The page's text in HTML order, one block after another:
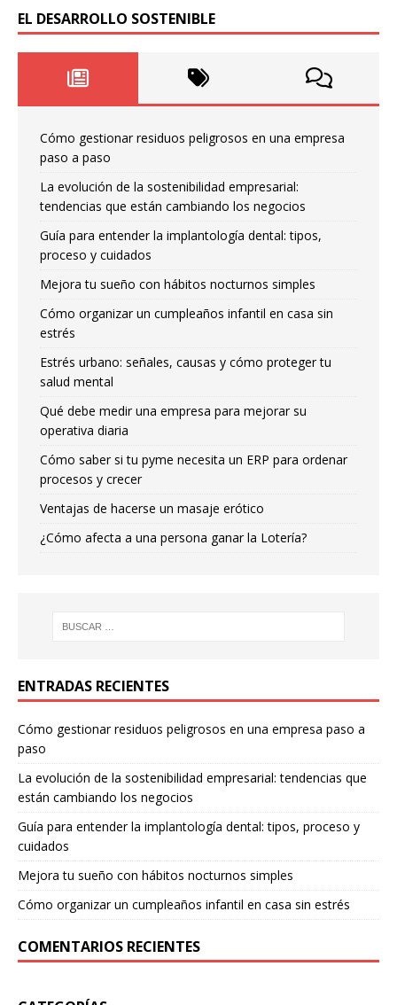
EL DESARROLLO SOSTENIBLE
Cómo gestionar residuos peligrosos en una empresa
paso a paso
La evolución de la sostenibilidad empresarial:
tendencias que están cambiando los negocios
Guía para entender la implantología dental: tipos,
proceso y cuidados
Mejora tu sueño con hábitos nocturnos simples
Cómo organizar un cumpleaños infantil en casa sin
estrés
Estrés urbano: señales, causas y cómo proteger tu
salud mental
Qué debe medir una empresa para mejorar su
operativa diaria
Cómo saber si tu pyme necesita un ERP para ordenar
procesos y crecer
Ventajas de hacerse un masaje erótico
¿Cómo afecta a una persona ganar la Lotería?
ENTRADAS RECIENTES
Cómo gestionar residuos peligrosos en una empresa paso a
paso
La evolución de la sostenibilidad empresarial: tendencias que
están cambiando los negocios
Guía para entender la implantología dental: tipos, proceso y
cuidados
Mejora tu sueño con hábitos nocturnos simples
Cómo organizar un cumpleaños infantil en casa sin estrés
COMENTARIOS RECIENTES